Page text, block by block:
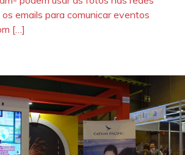
emails para comunicar eventos
[…]